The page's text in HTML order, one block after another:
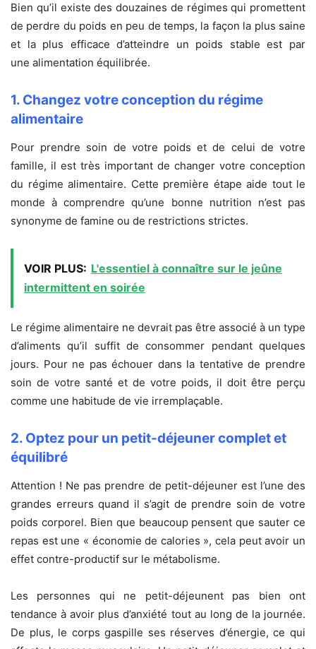
Bien qu’il existe des douzaines de régimes qui promettent
de perdre du poids en peu de temps, la façon la plus saine
et la plus efficace d’atteindre un poids stable est par
une alimentation équilibrée.
1. Changez votre conception du régime
alimentaire
Pour prendre soin de votre poids et de celui de votre
famille, il est très important de changer votre conception
du régime alimentaire. Cette première étape aide tout le
monde à comprendre qu’une bonne nutrition n’est pas
synonyme de famine ou de restrictions strictes.
VOIR PLUS: L'essentiel à connaître sur le jeûne
intermittent en soirée
Le régime alimentaire ne devrait pas être associé à un type
d’aliments qu’il suffit de consommer pendant quelques
jours. Pour ne pas échouer dans la tentative de prendre
soin de votre santé et de votre poids, il doit être perçu
comme une habitude de vie irremplaçable.
2. Optez pour un petit-déjeuner complet et
équilibré
Attention ! Ne pas prendre de petit-déjeuner est l’une des
grandes erreurs quand il s’agit de prendre soin de votre
poids corporel. Bien que beaucoup pensent que sauter ce
repas est une « économie de calories », cela peut avoir un
effet contre-productif sur le métabolisme.
Les personnes qui ne petit-déjeunent pas bien ont
tendance à avoir plus d’anxiété tout au long de la journée.
De plus, le corps gaspille ses réserves d’énergie, ce qui